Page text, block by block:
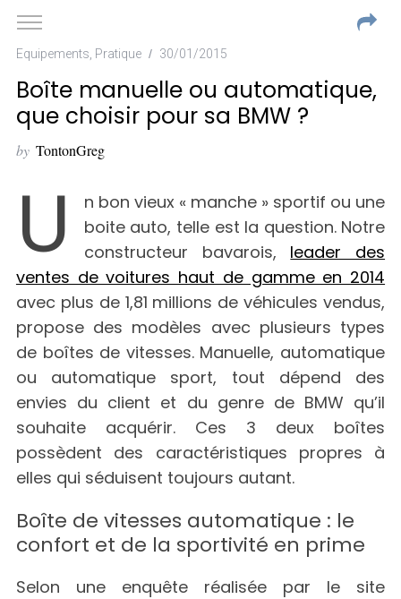
Equipements Pratique 30/01/2015
Boîte manuelle ou automatique,
que choisir pour sa BMW ?
by TontonGreg
U
n bon vieux « manche » sportif ou une
boite auto, telle est la question. Notre
constructeur bavarois, leader des
ventes de voitures haut de gamme en 2014
avec plus de 1,81 millions de véhicules vendus,
propose des modèles avec plusieurs types
de boîtes de vitesses. Manuelle, automatique
ou automatique sport, tout dépend des
envies du client et du genre de BMW qu’il
souhaite acquérir. Ces 3 deux boîtes
possèdent des caractéristiques propres à
elles qui séduisent toujours autant.
Boîte de vitesses automatique : le
confort et de la sportivité en prime
Selon une enquête réalisée par le site